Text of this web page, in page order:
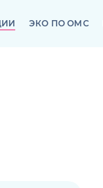
ЭКО ПО ОМС
ЭКО ПО ОМС